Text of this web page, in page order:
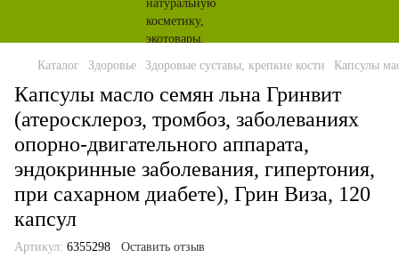
Каталог Здоровье Здоровые суставы, крепкие кости Капсулы
Капсулы масло семян льна Гринвит
(атеросклероз, тромбоз, заболеваниях
опорно-двигательного аппарата,
эндокринные заболевания, гипертония,
при сахарном диабете), Грин Виза, 120
капсул
Артикул: 6355298 Оставить отзыв